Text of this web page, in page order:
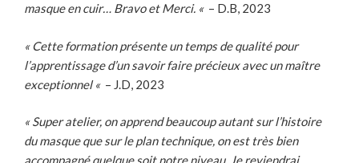
masque en cuir… Bravo et Merci. « – D.B, 2023
« Cette formation présente un temps de qualité pour
l’apprentissage d’un savoir faire précieux avec un maître
exceptionnel « – J.D, 2023
« Super atelier, on apprend beaucoup autant sur l’histoire
du masque que sur le plan technique, on est très bien